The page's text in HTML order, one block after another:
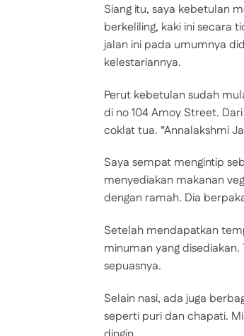
Siang itu, saya kebetulan
berkeliling, kaki ini secara
jalan ini pada umumnya
kelestariannya.
Perut kebetulan sudah
di no 104 Amoy Street.
coklat tua. “Annalakshmi
Saya sempat mengintip
menyediakan makanan
dengan ramah. Dia
Setelah mendapatkan
minuman yang
sepuasnya.
Selain nasi, ada juga
seperti puri dan chapati.